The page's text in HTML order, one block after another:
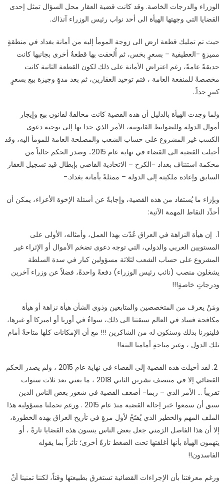
الوزراء والدرجات الخاصة. وقد كانت قضية العقار محل السؤال تمثل إحدى
القضايا التي وجهتها الهيأة الى أحد نواب رئيس الوزراء آنذاك.
حيث تم تمليك قطعة ارض الى زوجة المومأ إليه من أمانة بغداد في منطقةٍ
مميزةٍ -العطيفية – بسعرٍ بخس، ثم أُلحقت بها قطعةٌ أخرى بجانبها كانت
حديقةً عامةً، رغم اعتراض الأمانة على ذلك لكون القطعة الثانية كانت
مخصصةً للمنفعة العامة ، فتم توحيد العقارين، ثم بعد مدةٍ وجيزة بيع بسعرٍ
كبيرٍ جداً..
ولما وجدت الهيأة بالدليل أن هذه القضية كانت مخالفةً لقانون بيع وإيجار
أموال الدولة وللضوابط القانونية، الأمر الذي حدا بها إلى توجيه دعوى
الكسب غير المشروع على حساب الشعب والمصلحة العامة للمومأ اليه، وقد
أحيلت القضية الى القضاء في نهاية عام 2015.. وصدر الحكم حالياً من
محكمة استئناف بغداد -الكرخ – الاتحادية القاضي بإبطال قيد تسجيل العقار
السابق وإعادة ملكيته إلى الدولة – ممثلةً بأمانة بغداد-.
وبإزاء ما يُستفاد من هذه القضية، وإجابةً عن أسئلة الإخوة الأعزاء، يمكن أن
أحدِّد النقاط المهمة الآتية:
1.
إن هيأة النزاهة في العراق عُدّت بهذا العمل، وأمثاله، الأولى على
المستويين العربي والدولي، التي توجه دعوى تضخم الأموال أو الإثراء غير
المشروع على حساب الشعب لثلاثة مسؤولين كبار في سدة السلطة
يشغلون منصب (نائب رئيس الوزراء) دفعةً واحدةً، فضلاً عن وزراء آخرين
ودرجاتٍ خاصةٍ!!!
ومَنْ يعرف من المتخصصين والمتابعين وذوي الشأن هيأة نزاهة أو هيأة
مكافحة فساد في العالم سبقتنا الى ذلك، سواءٌ في أوربا أو اميركا أو غيرها،
فلينورنا بذلك وسنكون له من الشاكرين !!! مع أن الإمكانات كلها متاحةٌ أمام
تلك الدول ، وغير متاحةٍ أمامنا البتة!!
2.
لقد أحيلت هذه القضية إلى القضاء في نهاية عام 2015 ، ولم يصدر الحكم
القضائي إلا في منتصف تشرين الثاني 2018 ، ما يعني بعد ثلاث سنوات
تقريباً … الأمر الذي – ربما- أضعف القضية في شعور بعض الناس الذين
سبق أن سمعوا خبر إحالة القضية منذ عام 2015 . ورغم تحملنا مسؤولية هذا
الملف المهم والخطير الذي يُفتَحُ لأول مرةٍ في تأريخ العراق بهذه الخطورة،
إلا أن هذا الفاصل الزمني جعل بعض الناس ينسون هذه القضايا تارةً ، أو
يتهمون الهيأة بأنها أغلقتها تحت الضغط تارةً أخرى؛ تأثراً بما يقوله
الفاسدون!!
ورغم معرفتنا بأن الإجراءات القضائية تستغرق بطبيعتها وقتاً، لكننا تمنينا أنْ